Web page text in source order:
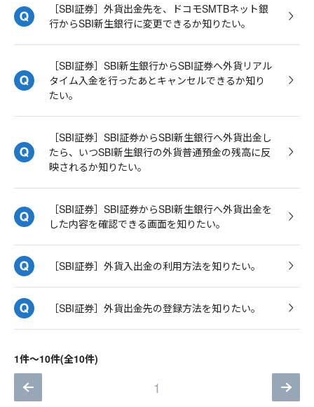
［SBI証券］外貨出金先を、ドコモSMTBネット銀
行からSBI新生銀行に変更できるか知りたい。
［SBI証券］SBI新生銀行からSBI証券へ外貨リアル
タイム入金を行ったあとキャンセルできるか知り
たい。
［SBI証券］SBI証券からSBI新生銀行へ外貨出金し
たら、いつSBI新生銀行の外貨普通預金の残高に反
映されるか知りたい。
［SBI証券］SBI証券からSBI新生銀行へ外貨出金を
した内容を確認できる画面を知りたい。
［SBI証券］外貨入出金の利用方法を知りたい。
［SBI証券］外貨出金先の登録方法を知りたい。
1件～10件(全10件)
1